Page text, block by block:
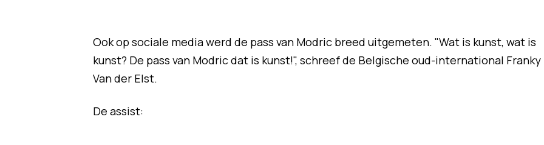
Ook op sociale media werd de pass van Modric breed uitgemeten. "Wat is kunst, wat is
kunst? De pass van Modric dat is kunst!", schreef de Belgische oud-international Franky
Van der Elst.
De assist: